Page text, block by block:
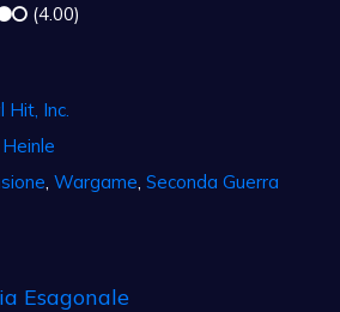
(4.00)
Hit, Inc.
Wargame Seconda Guerra
Esagonale